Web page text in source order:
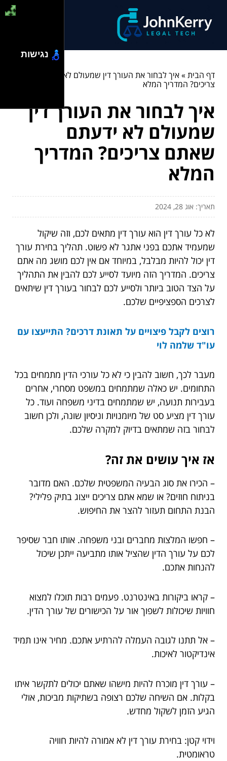
דף הבית»איך לבחור את העורך דין שמעולם לא ידעתם שאתם
צריכים? המדריך המלא
איך לבחור את העורך דין
שמעולם לא ידעתם
שאתם צריכים? המדריך
המלא
תאריך: אוג 28, 2024
לא כל עורך דין הוא עורך דין מתאים לכם, וזה שיקול
שמעמיד אתכם בפני אתגר לא פשוט. תהליך בחירת עורך
דין יכול להיות מבלבל, במיוחד אם אין לכם מושג מה אתם
צריכים. המדריך הזה מיועד לסייע לכם להבין את התהליך
על הצד הטוב ביותר ולסייע לכם לבחור בעורך דין שיתאים
לצרכים הספציפיים שלכם.
רוצים לקבל פיצויים על תאונת דרכים? התייעצו עם
עו"ד שלמה לוי
מעבר לכך, חשוב להבין כי לא כל עורכי הדין מתמחים בכל
התחומים. יש כאלה שמתמחים במשפט מסחרי, אחרים
בעבירות תנועה, יש שמתמחים בדיני משפחה ועוד. כל
עורך דין מציע סט של מיומנויות וניסיון שונה, ולכן חשוב
לבחור בזה שמתאים בדיוק למקרה שלכם.
אז איך עושים את זה?
– הכירו את סוג הבעיה המשפטית שלכם. האם מדובר
בניתוח חוזים? או שמא אתם צריכים ייצוג בתיק פלילי?
הבנת התחום תעזור להצר את החיפוש.
– חפשו המלצות מחברים ובני משפחה. אותו חבר שסיפר
לכם על עורך הדין שהציל אותו מתביעה ייתכן שיכול
להנחות אתכם.
– קראו ביקורות באינטרנט. פעמים רבות תוכלו למצוא
חוויות שיכולות לשפוך אור על הכישורים של עורך הדין.
– אל תתנו לגובה העמלה להרתיע אתכם. מחיר אינו תמיד
אינדיקטור לאיכות.
– עורך דין מוכרח להיות מישהו שאתם יכולים לתקשר איתו
בקלות. אם השיחה שלכם רצופה בשתיקות מביכות, אולי
הגיע הזמן לשקול מחדש.
וידוי קטן: בחירת עורך דין לא אמורה להיות חוויה
טראומטית.
נגישות